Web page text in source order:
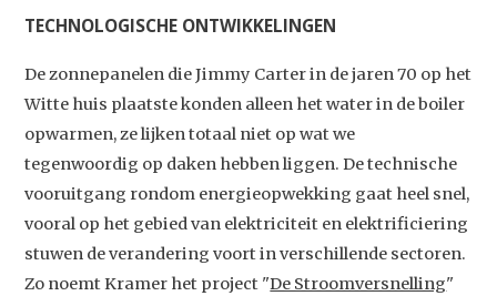
TECHNOLOGISCHE ONTWIKKELINGEN
De zonnepanelen die Jimmy Carter in de jaren 70 op het
Witte huis plaatste konden alleen het water in de boiler
opwarmen, ze lijken totaal niet op wat we
tegenwoordig op daken hebben liggen. De technische
vooruitgang rondom energieopwekking gaat heel snel,
vooral op het gebied van elektriciteit en elektrificiering
stuwen de verandering voort in verschillende sectoren.
Zo noemt Kramer het project "De Stroomversnelling"